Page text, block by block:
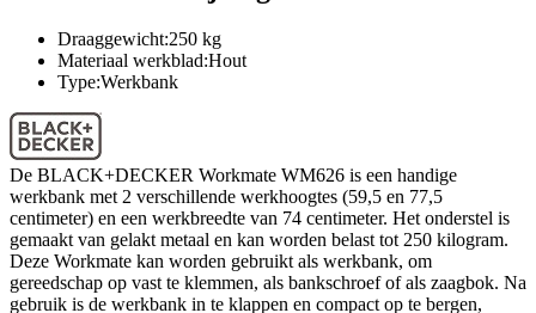
Draaggewicht:250 kg
Materiaal werkblad:Hout
Type:Werkbank
De BLACK+DECKER Workmate WM626 is een handige
werkbank met 2 verschillende werkhoogtes (59,5 en 77,5
centimeter) en een werkbreedte van 74 centimeter. Het onderstel is
gemaakt van gelakt metaal en kan worden belast tot 250 kilogram.
Deze Workmate kan worden gebruikt als werkbank, om
gereedschap op vast te klemmen, als bankschroef of als zaagbok. Na
gebruik is de werkbank in te klappen en compact op te bergen,